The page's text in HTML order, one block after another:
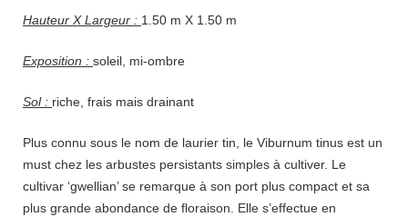
Hauteur X Largeur : 1.50 m X 1.50 m
Exposition : soleil, mi-ombre
Sol : riche, frais mais drainant
Plus connu sous le nom de laurier tin, le Viburnum tinus est un
must chez les arbustes persistants simples à cultiver. Le
cultivar ‘gwellian’ se remarque à son port plus compact et sa
plus grande abondance de floraison. Elle s’effectue en